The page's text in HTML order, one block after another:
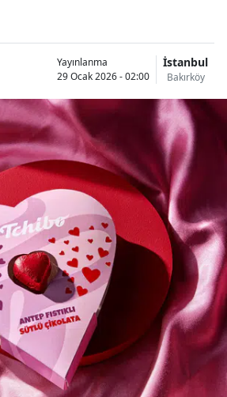
Yayınlanma
29 Ocak 2026 - 02:00
İstanbul
Bakırköy